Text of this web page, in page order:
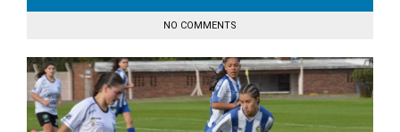
NO COMMENTS